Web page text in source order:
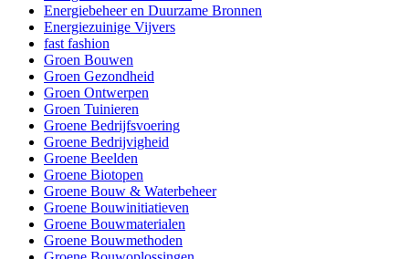
Energiebeheer en Duurzame Bronnen
Energiezuinige Vijvers
fast fashion
Groen Bouwen
Groen Gezondheid
Groen Ontwerpen
Groen Tuinieren
Groene Bedrijfsvoering
Groene Bedrijvigheid
Groene Beelden
Groene Biotopen
Groene Bouw & Waterbeheer
Groene Bouwinitiatieven
Groene Bouwmaterialen
Groene Bouwmethoden